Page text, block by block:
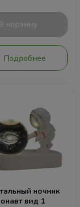
В корзину
Подробнее
ночник
вид 1